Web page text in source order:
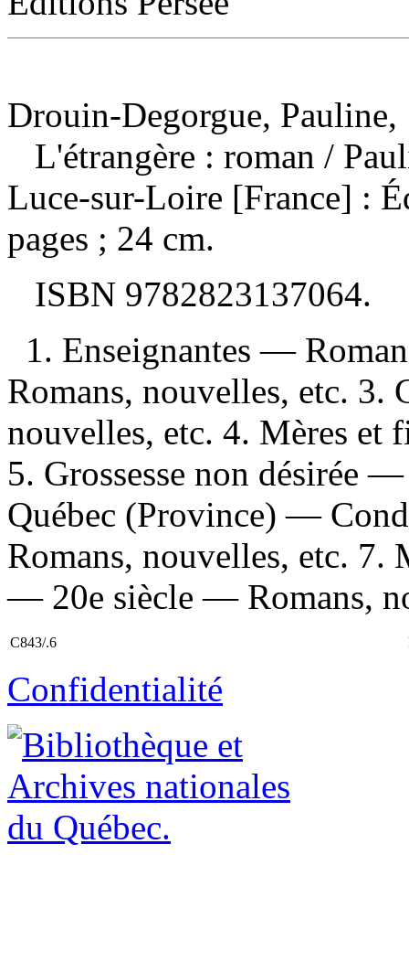
Drouin-Degorgue, Pauline,
L'étrangère : roman /
Luce-sur-Loire [France] :
pages ; 24 cm.
ISBN 9782823137064.
1. Enseignantes —
Romans, nouvelles, etc.
nouvelles, etc. 4. Mères
5. Grossesse non désirée
Québec (Province) —
Romans, nouvelles, etc.
— 20e siècle — Romans,
C843/.6
Confidentialité